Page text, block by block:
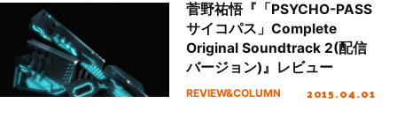
菅野祐悟『「PSYCHO-PASS
サイコパス」Complete
Original Soundtrack 2(配信
バージョン)』レビュー
REVIEW&COLUMN 2015.04.01